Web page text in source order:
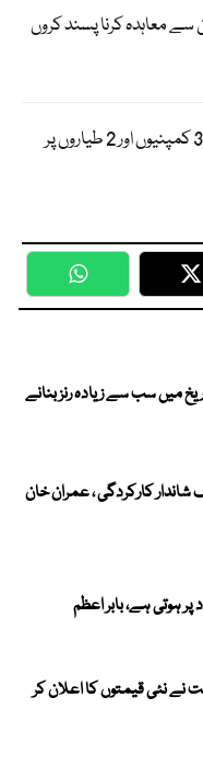
سے معاہدہ کرنا پسند کروں
امریکا نے ایران سے منسلک 3 کمپنیوں اور 2 طیاروں پر
WhatsApp
میں سب سے زیادہ رنز بنانے
شاندار کارکردگی ، عمران خان
ہوتی ہے، بابر اعظم
نے نئی قیمتوں کا اعلان کر